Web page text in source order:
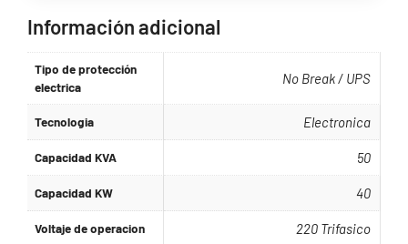
Información adicional
Tipo de protección
electrica
No Break / UPS
Tecnologia Electronica
Capacidad KVA 50
Capacidad KW 40
Voltaje de operacion 220 Trifasico